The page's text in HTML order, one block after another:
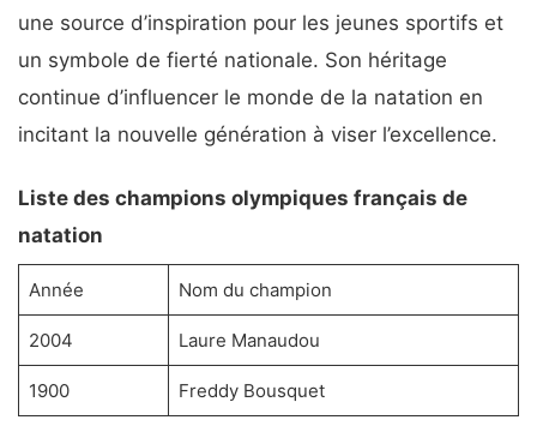
une source d’inspiration pour les jeunes sportifs et
un symbole de fierté nationale. Son héritage
continue d’influencer le monde de la natation en
incitant la nouvelle génération à viser l’excellence.
Liste des champions olympiques français de
natation
Année Nom du champion
2004 Laure Manaudou
1900 Freddy Bousquet